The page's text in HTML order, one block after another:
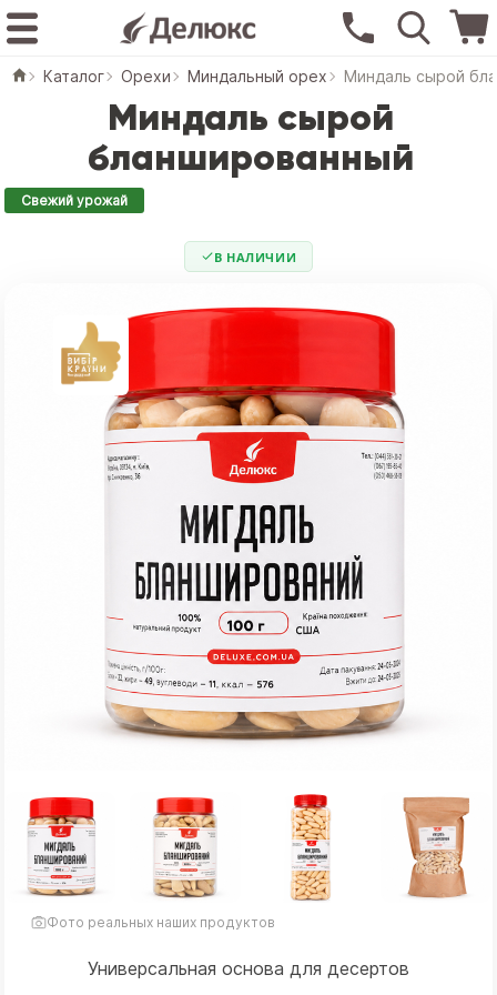
Каталог Орехи Миндальный орех Миндаль сырой
Миндаль сырой
бланшированный
Свежий урожай
В НАЛИЧИИ
Фото реальных наших продуктов
Универсальная основа для десертов